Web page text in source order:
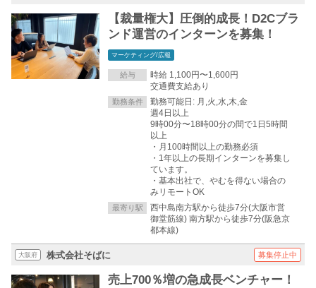
【裁量権大】圧倒的成長！D2Cブラ
ンド運営のインターンを募集！
マーケティング/広報
給与
時給 1,100円〜1,600円
交通費支給あり
勤務条件
勤務可能日: 月,火,水,木,金
週4日以上
9時00分〜18時00分の間で1日5時間
以上
・月100時間以上の勤務必須
・1年以上の長期インターンを募集し
ています。
・基本出社で、やむを得ない場合の
みリモートOK
最寄り駅
西中島南方駅から徒歩7分(大阪市営
御堂筋線) 南方駅から徒歩7分(阪急京
都本線)
大阪府 株式会社そばに 募集停止中
売上700％増の急成長ベンチャー！